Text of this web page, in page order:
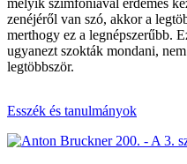
zenéjéről van szó, akkor a
merthogy ez a legnépszerűbb.
ugyanezt szokták mondani,
legtöbbször.
Esszék és tanulmányok